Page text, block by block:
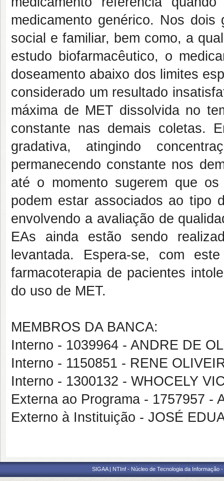
medicamento genérico. Nos
social e familiar, bem como, a
estudo biofarmacêutico, o
doseamento abaixo dos limites
considerado um resultado
máxima de MET dissolvida no
constante nas demais coletas.
gradativa, atingindo
permanecendo constante nos
até o momento sugerem que
podem estar associados ao tipo
envolvendo a avaliação de
EAs ainda estão sendo
levantada. Espera-se, com
farmacoterapia de pacientes
do uso de MET.
MEMBROS DA BANCA:
Interno - 1039964 - ANDRE DE
Interno - 1150851 - RENE
Interno - 1300132 - WHOCELY
Externa ao Programa - 1757957 -
Externo à Instituição - JOSÉ
SIGAA | NTInf - Núcleo de Tecnologia da